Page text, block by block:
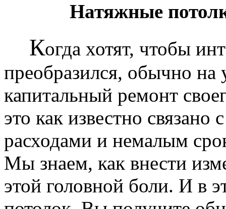
Натяжные
Когда хотят, чтобы
преобразился, обычно на
капитальный ремонт
это как известно
расходами и немалым
Мы знаем, как внести
этой головной боли. И в